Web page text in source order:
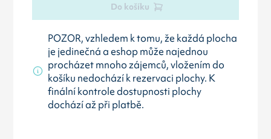
Do košíku
POZOR, vzhledem k tomu, že každá plocha
je jedinečná a eshop může najednou
procházet mnoho zájemců, vložením do
košíku nedochází k rezervaci plochy. K
finální kontrole dostupnosti plochy
dochází až při platbě.